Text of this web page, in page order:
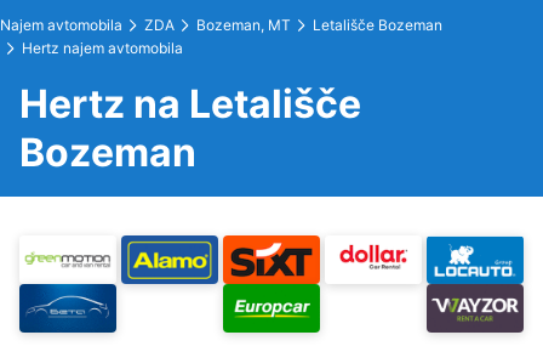
Najem avtomobila ZDA Bozeman, MT
Letališče Bozeman
Hertz najem avtomobila
Hertz na Letališče
Bozeman